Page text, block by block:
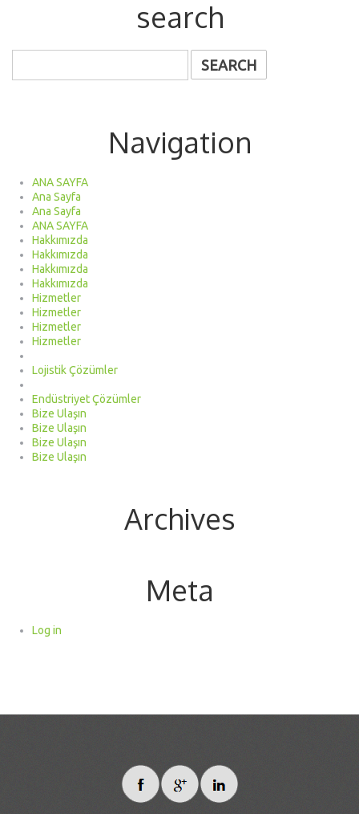
search
Navigation
ANA SAYFA
Ana Sayfa
Ana Sayfa
ANA SAYFA
Hakkımızda
Hakkımızda
Hakkımızda
Hakkımızda
Hizmetler
Hizmetler
Hizmetler
Hizmetler
Lojistik Çözümler
Endüstriyet Çözümler
Bize Ulaşın
Bize Ulaşın
Bize Ulaşın
Bize Ulaşın
Archives
Meta
Log in